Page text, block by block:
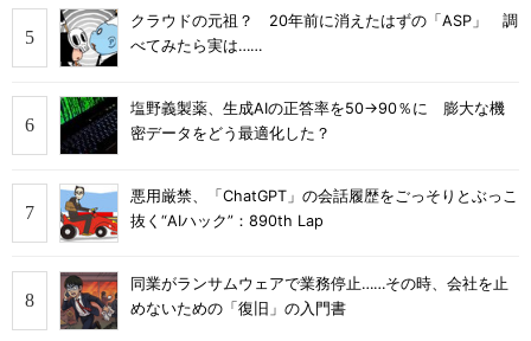
クラウドの元祖？ 20年前に消えたはずの「ASP」 調
べてみたら実は……
塩野義製薬、生成AIの正答率を50→90％に 膨大な機
密データをどう最適化した？
悪用厳禁、「ChatGPT」の会話履歴をごっそりとぶっこ
抜く“AIハック”：890th Lap
同業がランサムウェアで業務停止……その時、会社を止
めないための「復旧」の入門書